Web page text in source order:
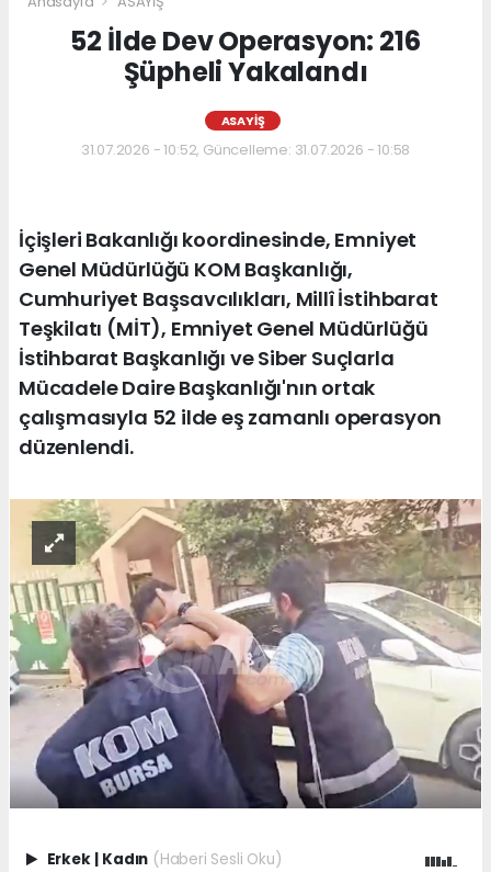
52 İlde Dev Operasyon: 216
Şüpheli Yakalandı
ASAYİŞ
31.07.2026 - 10:52, Güncelleme: 31.07.2026 - 10:58
İçişleri Bakanlığı koordinesinde, Emniyet
Genel Müdürlüğü KOM Başkanlığı,
Cumhuriyet Başsavcılıkları, Millî İstihbarat
Teşkilatı (MİT), Emniyet Genel Müdürlüğü
İstihbarat Başkanlığı ve Siber Suçlarla
Mücadele Daire Başkanlığı'nın ortak
çalışmasıyla 52 ilde eş zamanlı operasyon
düzenlendi.
Erkek | Kadın (Haberi Sesli Oku)